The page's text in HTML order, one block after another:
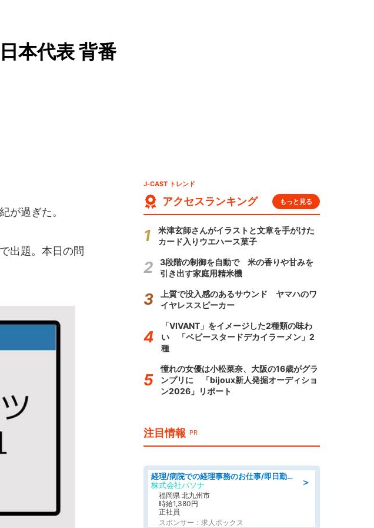
本代表 背番
が過ぎた。
出題。本日の問
J-CAST トレンド
アクセスランキング もっと見る
米津玄師さんがイラストと文章を手がけた
カード入りウエハース菓子
3段階の制御を自動で 米の香りや甘みを
引き出す家庭用精米機
上質で没入感のあるサウンド ヤマハのワ
イヤレススピーカー
「VIVANT」をイメージした2種類の味わ
い 「ベビースタードデカイラーメン」2
種
憧れの女優は小松菜奈、大阪の16歳がグラ
ンプリに 「bijoux新人発掘オーディショ
ン2026」リポート
注目情報 PR
＞
経理/病院での経理事務のお仕事/即日勤務可/車通勤可/経理/一般事務
株式会社パソナ
福岡県 北九州市
時給1,380円
正社員
スポンサー：求人ボックス